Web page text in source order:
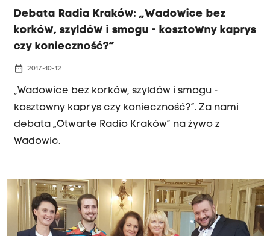
Debata Radia Kraków: „Wadowice bez
korków, szyldów i smogu - kosztowny kaprys
czy konieczność?”
date_range 2017-10-12
„Wadowice bez korków, szyldów i smogu -
kosztowny kaprys czy konieczność?”. Za nami
debata „Otwarte Radio Kraków” na żywo z
Wadowic.